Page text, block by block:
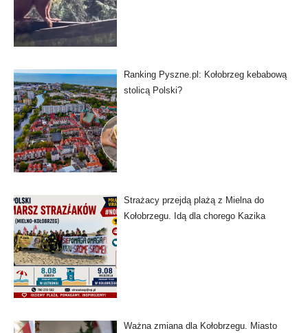
Ranking Pyszne.pl: Kołobrzeg kebabową
stolicą Polski?
Strażacy przejdą plażą z Mielna do
Kołobrzegu. Idą dla chorego Kazika
Ważna zmiana dla Kołobrzegu. Miasto